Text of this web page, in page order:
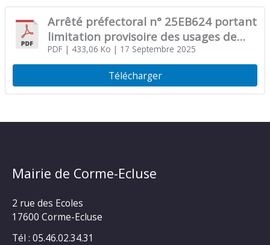
Arrêté préfectoral n° 25EB624 portant
limitation provisoire des usages de
l’eau dans le département de la
Charente-Maritime sur les bassins
versants de la Charente, de la Seudre
et des Fleuves côtiers de Gironde
PDF| 433,06 Ko | 17 Septembre 2025
Télécharger
Mairie de Corme-Ecluse
2 rue des Ecoles
17600 Corme-Ecluse
Tél : 05.46.02.34.31